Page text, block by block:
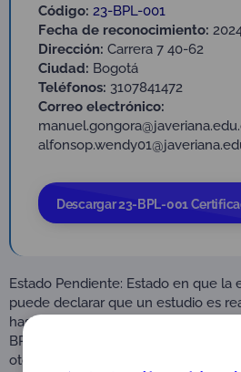
Código: 23-BPL-001
Fecha de reconocimiento:
Dirección: Carrera 7 40-62
Ciudad: Bogotá
Teléfonos: 3107841472
Correo electrónico:
Descargar 23-BPL-001
Estado Pendiente: Estado en que la
puede declarar que un estudio es
hasta que no se asegure el
BPL OCDE, en el que se mantiene
otorgamiento y uso de certificado de